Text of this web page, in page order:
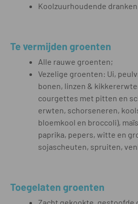
Koolzuurhoudende dranken.
Te vermijden groenten
Alle rauwe groenten;
Vezelige groenten: Ui,
bonen, linzen &
courgettes met pitten en
erwten, schorseneren,
bloemkool en broccoli),
paprika, pepers, witte en
sojascheuten, spruiten,
Toegelaten groenten